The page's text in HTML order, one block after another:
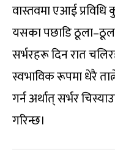
वास्तवमा एआई प्रविधि
यसका पछाडि
सर्भरहरू दिन रात
स्वभाविक रूपमा धेरै
गर्न अर्थात् सर्भर
गरिन्छ।